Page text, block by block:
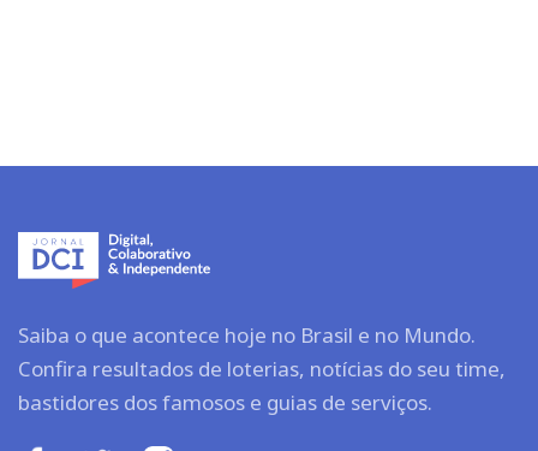
Saiba o que acontece hoje no Brasil e no Mundo.
Confira resultados de loterias, notícias do seu time,
bastidores dos famosos e guias de serviços.